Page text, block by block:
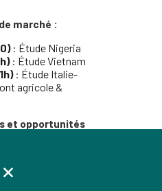
marché :
: Étude Nigeria
: Étude Vietnam
: Étude Italie-
agricole &
et opportunités